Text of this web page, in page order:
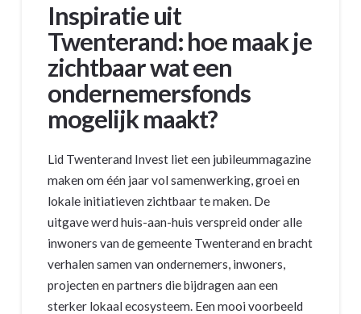
Inspiratie uit
Twenterand: hoe maak je
zichtbaar wat een
ondernemersfonds
mogelijk maakt?
Lid Twenterand Invest liet een jubileummagazine
maken om één jaar vol samenwerking, groei en
lokale initiatieven zichtbaar te maken. De
uitgave werd huis-aan-huis verspreid onder alle
inwoners van de gemeente Twenterand en bracht
verhalen samen van ondernemers, inwoners,
projecten en partners die bijdragen aan een
sterker lokaal ecosysteem. Een mooi voorbeeld